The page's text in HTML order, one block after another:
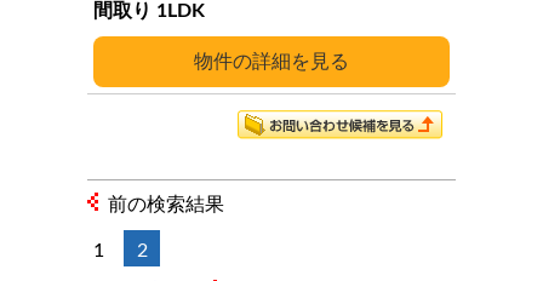
詳細
1LDK
前の検索結果
1 2